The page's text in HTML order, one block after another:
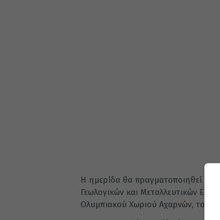
Η ημερίδα θα πραγματοποιηθεί στο
Γεωλογικών και Μεταλλευτικών
Ολυμπιακού Χωριού Αχαρνών, το